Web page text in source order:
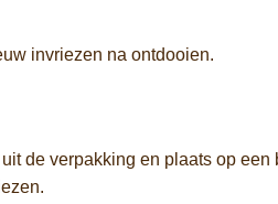
invriezen na ontdooien.
de verpakking en plaats op